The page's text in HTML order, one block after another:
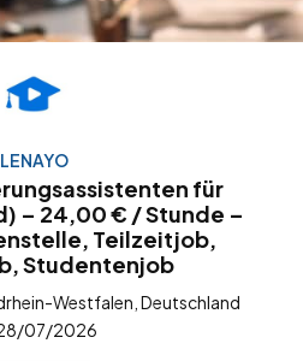
LENAYO
für
– 24,00 € / Stunde –
Teilzeitjob,
Studentenjob
Westfalen, Deutschland
07/2026